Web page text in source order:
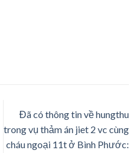
Đã có thông tin về hungthu
trong vụ thảm án jiet 2 vc cùng
cháu ngoại 11t ở Bình Phước: